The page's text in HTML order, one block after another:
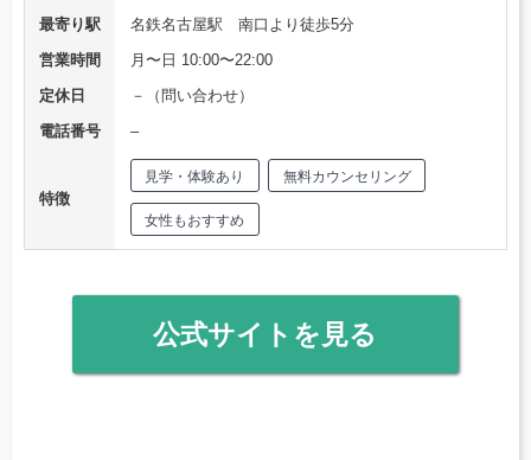
最寄り駅
名鉄名古屋駅 南口より徒歩5分
営業時間
月〜日 10:00〜22:00
定休日
－（問い合わせ）
電話番号
–
特徴
見学・体験あり 無料カウンセリング
女性もおすすめ
公式サイトを見る